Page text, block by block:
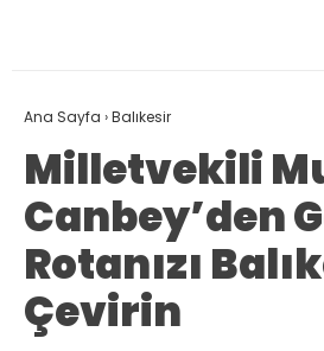
Ana Sayfa ›Balıkesir
Milletvekili
Canbey’den
Rotanızı
Çevirin